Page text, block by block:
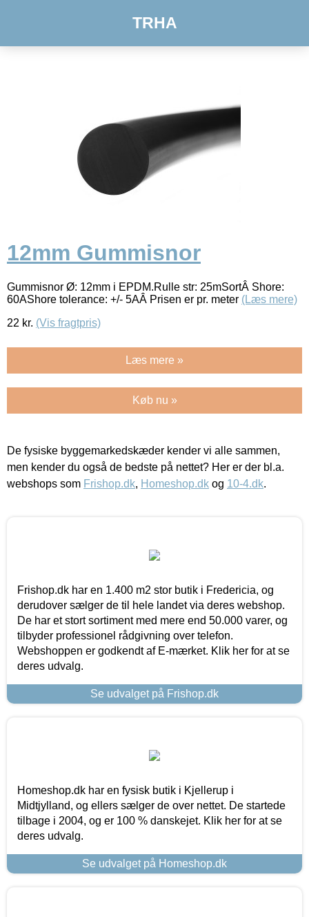
TRHA
12mm Gummisnor
Gummisnor Ø: 12mm i EPDM.Rulle str: 25mSortÂ Shore:
60AShore tolerance: +/- 5AÂ Prisen er pr. meter (Læs mere)
22 kr. (Vis fragtpris)
Læs mere »
Køb nu »
De fysiske byggemarkedskæder kender vi alle sammen,
men kender du også de bedste på nettet? Her er der bl.a.
webshops som Frishop.dk, Homeshop.dk og 10-4.dk.
Frishop.dk har en 1.400 m2 stor butik i Fredericia, og
derudover sælger de til hele landet via deres webshop.
De har et stort sortiment med mere end 50.000 varer, og
tilbyder professionel rådgivning over telefon.
Webshoppen er godkendt af E-mærket. Klik her for at se
deres udvalg.
Se udvalget på Frishop.dk
Homeshop.dk har en fysisk butik i Kjellerup i
Midtjylland, og ellers sælger de over nettet. De startede
tilbage i 2004, og er 100 % danskejet. Klik her for at se
deres udvalg.
Se udvalget på Homeshop.dk